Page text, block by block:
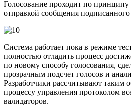
Голосование проходит по принципу
отправкой сообщения
Система работает пока в режиме
полностью отладить процесс
по новому способу голосования,
прозрачным подсчет голосов и
Разработчики рассчитывают таким
процессу управления протоколом
валидаторов.